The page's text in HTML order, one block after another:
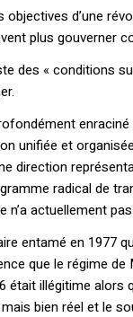
d’une
plus gouverner
des « conditions
unifiée et
direction
radical de
n’a actuellement
entamé en 1977
que le régime
illégitime alors
bien réel et le